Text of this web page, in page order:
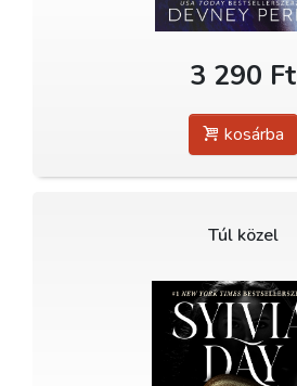
3 290 Ft
kosárba
Túl közel